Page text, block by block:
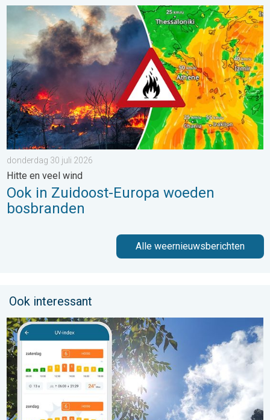
Ook in Zuidoost-Europa woeden bosbranden. Hitte en veel
donderdag 30 juli 2026
Hitte en veel wind
Ook in Zuidoost-Europa woeden
bosbranden
Alle weernieuwsberichten
Ook interessant
Zonkracht blijft hoog. Ondanks aangename lucht. . . zaterdag